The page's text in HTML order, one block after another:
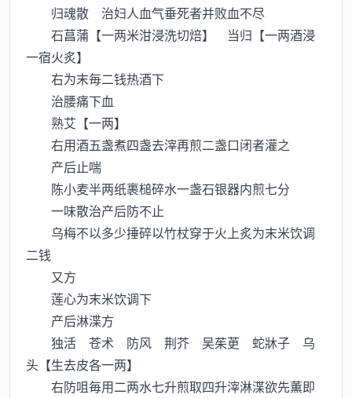
归魂散 治妇人血气垂死者并败血不尽
石菖蒲【一两米泔浸洗切焙】 当归【一两酒浸
一宿火炙】
右为末毎二钱热酒下
治腰痛下血
熟艾【一两】
右用酒五盏煮四盏去滓再煎二盏口闭者灌之
产后止喘
陈小麦半两纸裹槌碎水一盏石银器内煎七分
一味散治产后防不止
乌梅不以多少捶碎以竹杖穿于火上炙为末米饮调
二钱
又方
莲心为末米饮调下
产后淋渫方
独活 苍术 防风 荆芥 吴茱茰 蛇牀子 乌
头【生去皮各一两】
右防咀毎用二两水七升煎取四升滓淋渫欲先薫即